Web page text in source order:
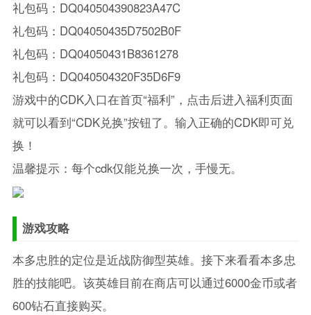
礼包码：DQ040504390823A47C
礼包码：DQ04050435D7502B0F
礼包码：DQ04050431B8361278
礼包码：DQ040504320F35D6F9
游戏中的CDK入口在首页“福利”，点击后进入福利页面
就可以看到“CDK兑换”按钮了。输入正确的CDK即可兑
换！
温馨提示：每个cdk仅能兑换一次，手慢无。
游戏攻略
本多忠胜的定位是近战防御型英雄。接下来看看本多忠
胜的技能吧。该英雄目前在商店可以通过6000金币或者
600钻石直接购买。